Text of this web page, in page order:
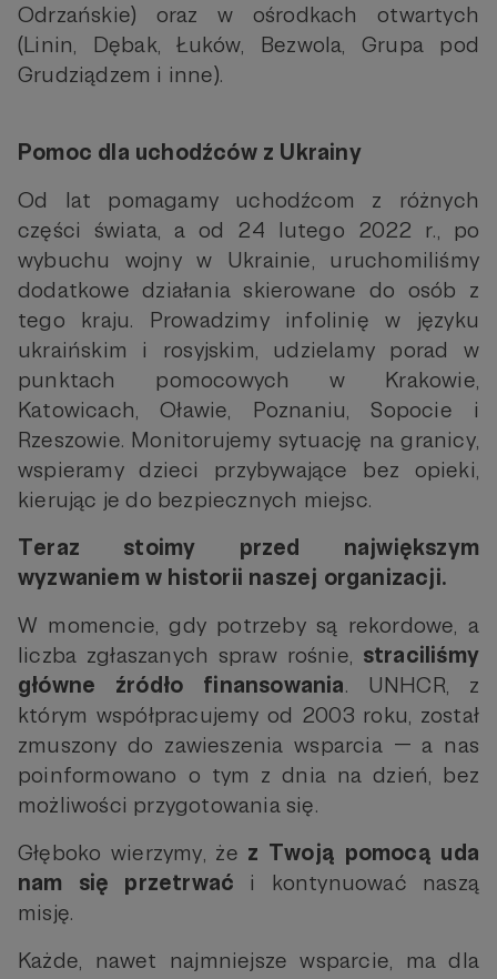
Odrzańskie) oraz w ośrodkach otwartych
(Linin, Dębak, Łuków, Bezwola, Grupa pod
Grudziądzem i inne).
Pomoc dla uchodźców z Ukrainy
Od lat pomagamy uchodźcom z różnych
części świata, a od 24 lutego 2022 r., po
wybuchu wojny w Ukrainie, uruchomiliśmy
dodatkowe działania skierowane do osób z
tego kraju. Prowadzimy infolinię w języku
ukraińskim i rosyjskim, udzielamy porad w
punktach pomocowych w Krakowie,
Katowicach, Oławie, Poznaniu, Sopocie i
Rzeszowie. Monitorujemy sytuację na granicy,
wspieramy dzieci przybywające bez opieki,
kierując je do bezpiecznych miejsc.
Teraz stoimy przed największym
wyzwaniem w historii naszej organizacji.
W momencie, gdy potrzeby są rekordowe, a
liczba zgłaszanych spraw rośnie, straciliśmy
główne źródło finansowania. UNHCR, z
którym współpracujemy od 2003 roku, został
zmuszony do zawieszenia wsparcia — a nas
poinformowano o tym z dnia na dzień, bez
możliwości przygotowania się.
Głęboko wierzymy, że z Twoją pomocą uda
nam się przetrwać i kontynuować naszą
misję.
Każde, nawet najmniejsze wsparcie, ma dla